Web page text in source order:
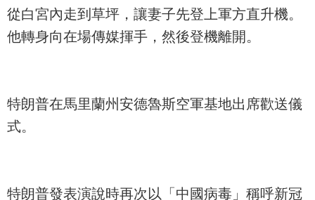
從白宮內走到草坪，讓妻子先登上軍方直升機。
他轉身向在場傳媒揮手，然後登機離開。
特朗普在馬里蘭州安德魯斯空軍基地出席歡送儀
式。
特朗普發表演說時再次以「中國病毒」稱呼新冠